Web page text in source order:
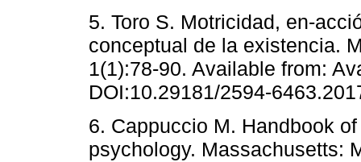
5. Toro S. Motricidad, en-
conceptual de la existencia.
1(1):78-90. Available from:
DOI:10.29181/2594-
6. Cappuccio M. Handbook
psychology. Massachusetts: